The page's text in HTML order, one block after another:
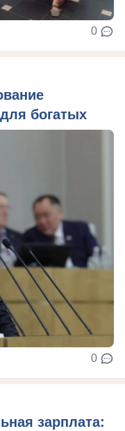
0
богатых
0
зарплата: